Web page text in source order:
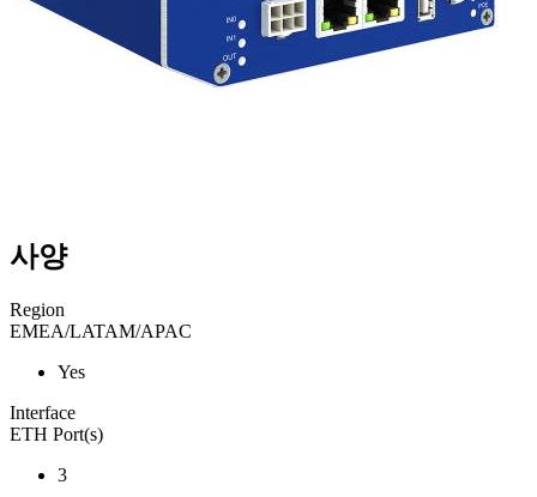
사양
Region
EMEA/LATAM/APAC
Yes
Interface
ETH Port(s)
3